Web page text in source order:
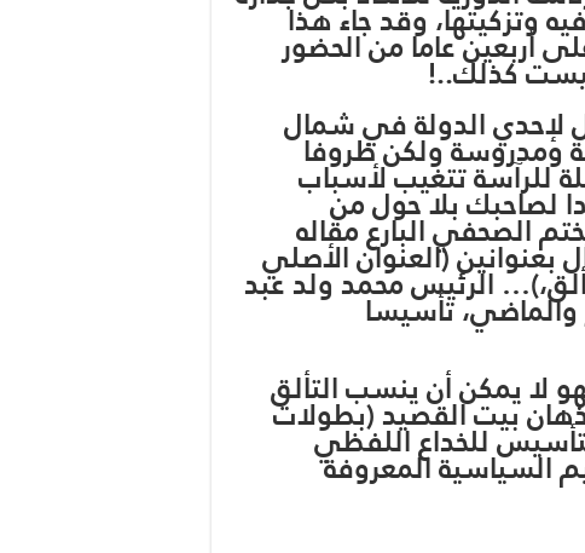
وتزكيتها، وقد جاء هذا
أربعين عاما من الحضور
كذلك..!
لإحدي الدولة في شمال
ومدروسة ولكن ظروفا
للرآسة تتغيب لأسباب
لصاحبك بلا حول من
الصحفي البارع مقاله
(العنوان الأصلي
الرئيس محمد ولد عبد
والماضي، تأسيسا
لا يمكن أن ينسب التألق
بيت القصيد (بطولات
للخداع اللفظي
السياسية المعروفة